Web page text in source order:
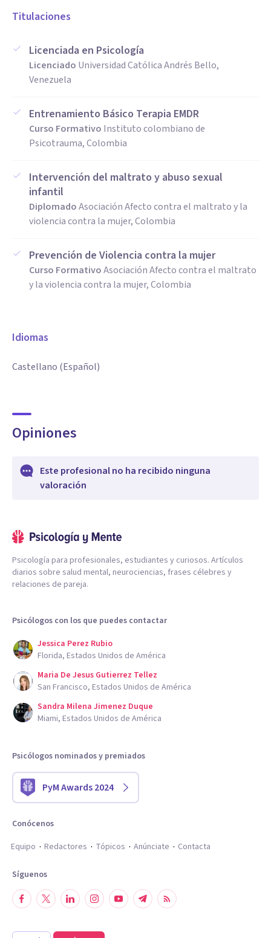
Titulaciones
Licenciada en Psicología
Licenciado Universidad Católica Andrés Bello,
Venezuela
Entrenamiento Básico Terapia EMDR
Curso Formativo Instituto colombiano de
Psicotrauma, Colombia
Intervención del maltrato y abuso sexual
infantil
DiplomadoAsociación Afecto contra el maltrato y la
violencia contra la mujer, Colombia
Prevención de Violencia contra la mujer
Curso FormativoAsociación Afecto contra el maltrato
y la violencia contra la mujer, Colombia
Idiomas
Castellano (Español)
Opiniones
Este profesional no ha recibido ninguna
valoración
Psicología para profesionales, estudiantes y curiosos. Artículos
diarios sobre salud mental, neurociencias, frases célebres y
relaciones de pareja.
Psicólogos con los que puedes contactar
Jessica Perez Rubio
Florida, Estados Unidos de América
Maria De Jesus Gutierrez Tellez
San Francisco, Estados Unidos de América
Sandra Milena Jimenez Duque
Miami, Estados Unidos de América
Psicólogos nominados y premiados
PyM Awards 2024
Conócenos
Equipo
Redactores Tópicos Anúnciate Contacta
Síguenos